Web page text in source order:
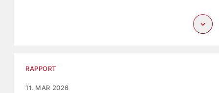
RAPPORT
11. MAR 2026